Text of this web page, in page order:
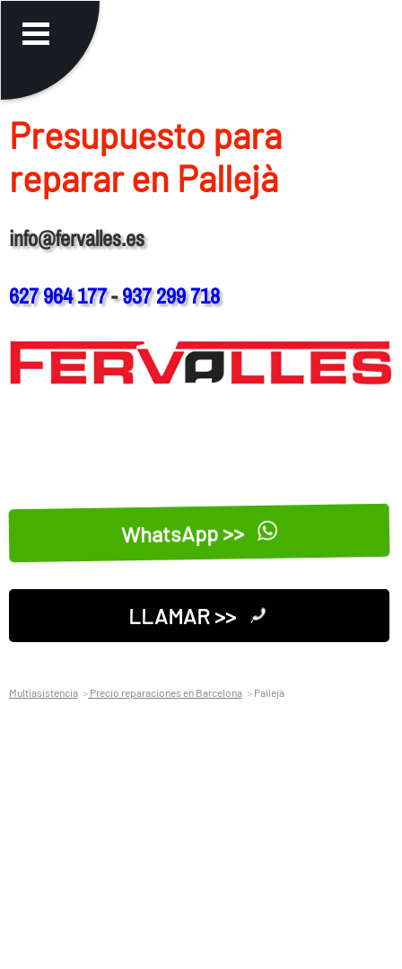
Presupuesto para
reparar en Pallejà
info@fervalles.es
627 964 177-937 299 718
WhatsApp >>
LLAMAR >>
Multiasistencia Precio reparaciones en Barcelona Pallejà